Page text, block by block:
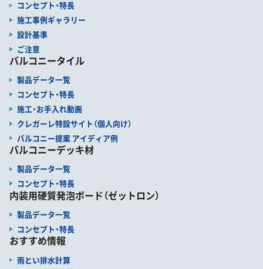
コンセプト・特長
施工事例ギャラリー
設計基準
ご注意
バルコニータイル
製品データ一覧
コンセプト・特長
施工・お手入れ動画
クレガーレ特設サイト（個人向け）
バルコニー提案 アイディア例
バルコニーデッキ材
製品データ一覧
コンセプト・特長
内装用硬質発泡ボード（ゼットロン）
製品データ一覧
コンセプト・特長
おすすめ情報
雨とい排水計算